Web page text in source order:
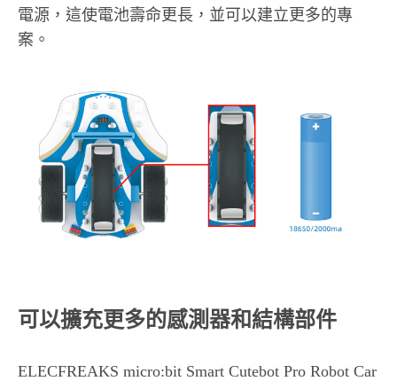
電源，這使電池壽命更長，並可以建立更多的專
案。
可以擴充更多的感測器和結構部件
ELECFREAKS micro:bit Smart Cutebot Pro Robot Car